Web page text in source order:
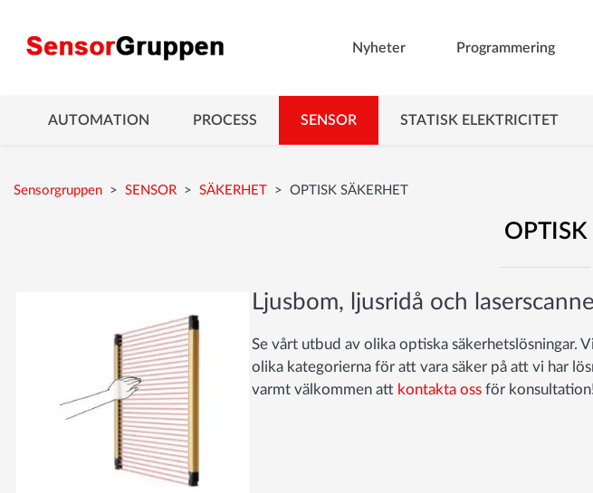
Nyheter Programmering
AUTOMATION PROCESS SENSOR STATISK ELEKTRICITET
Sensorgruppen > SENSOR > SÄKERHET > OPTISK SÄKERHET
OPTISK
Ljusbom, ljusridå och
Se vårt utbud av olika optiska säkerhetslösningar.
olika kategorierna för att vara säker på att vi har
varmt välkommen att kontakta ossför